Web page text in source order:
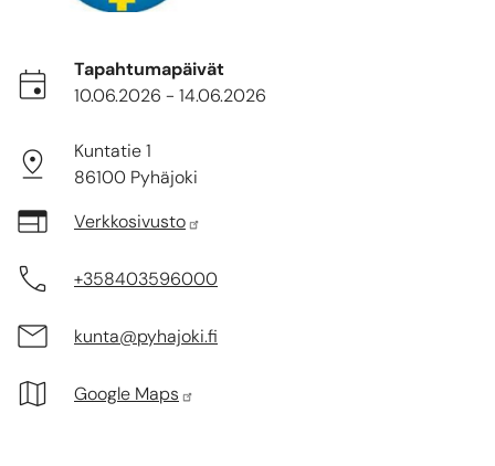
Tapahtumapäivät
10.06.2026 - 14.06.2026
Kuntatie 1
86100 Pyhäjoki
Verkkosivusto
+358403596000
kunta@pyhajoki.fi
Google Maps